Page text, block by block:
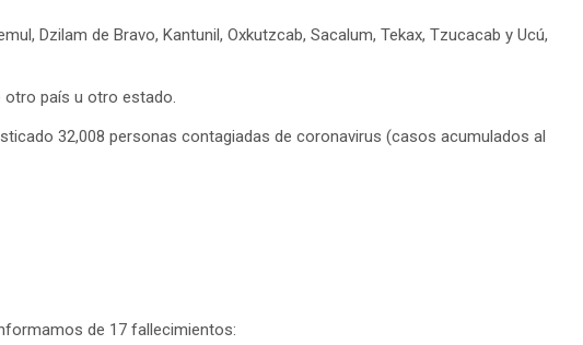
Dzilam de Bravo, Kantunil, Oxkutzcab, Sacalum, Tekax, Tzucacab y Ucú,
otro país u otro estado.
32,008 personas contagiadas de coronavirus (casos acumulados al
de 17 fallecimientos: